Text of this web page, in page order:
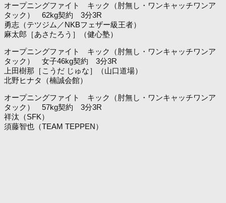
オープニングファイト キック（肘無し・ワンキャッチワンア
タック） 62kg契約 3分3R
勇志（テツジム／NKBフェザー級王者）
麻太郎［あさたろう］（健心塾）
オープニングファイト キック（肘無し・ワンキャッチワンア
タック） 女子46kg契約 3分3R
上田樹那［こうだ じゅな］（山口道場）
北野ヒナタ（楠誠会館）
オープニングファイト キック（肘無し・ワンキャッチワンア
タック） 57kg契約 3分3R
祥汰（SFK）
須藤智也（TEAM TEPPEN）